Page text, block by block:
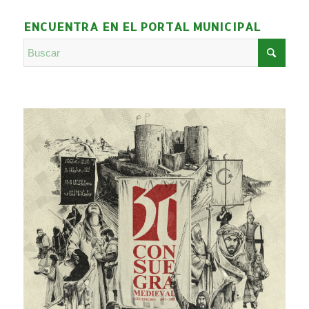
ENCUENTRA EN EL PORTAL MUNICIPAL